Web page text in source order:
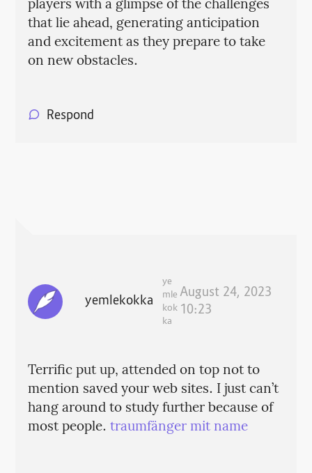
players with a glimpse of the challenges
that lie ahead, generating anticipation
and excitement as they prepare to take
on new obstacles.
Respond
yemlekokka
ye
mle
kok
ka
August 24, 2023
10:23
Terrific put up, attended on top not to
mention saved your web sites. I just can’t
hang around to study further because of
most people. traumfänger mit name